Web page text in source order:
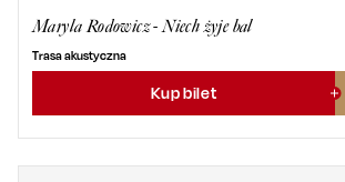
Maryla Rodowicz - Niech żyje bal
Trasa akustyczna
Kup bilet